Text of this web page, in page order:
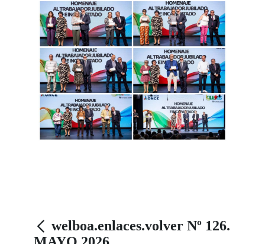
welboa.enlaces.volver Nº 126.